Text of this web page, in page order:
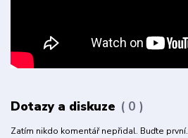
Dotazy a diskuze 0
Zatím nikdo komentář nepřidal. Buďte první.